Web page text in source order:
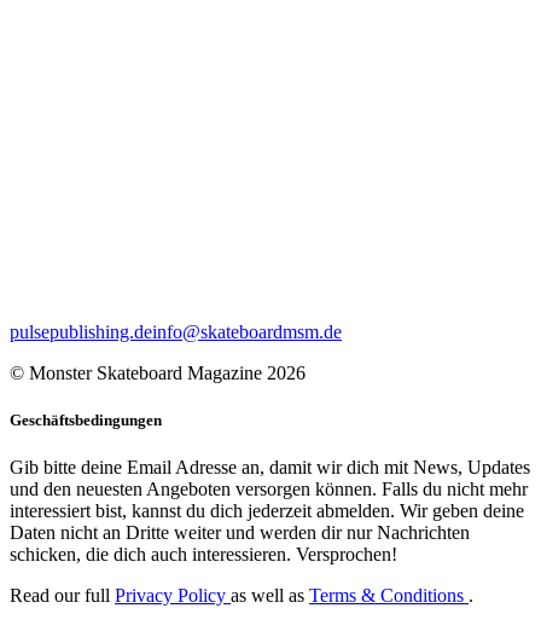
pulsepublishing.deinfo@skateboardmsm.de
© Monster Skateboard Magazine 2026
Geschäftsbedingungen
Gib bitte deine Email Adresse an, damit wir dich mit News, Updates
und den neuesten Angeboten versorgen können. Falls du nicht mehr
interessiert bist, kannst du dich jederzeit abmelden. Wir geben deine
Daten nicht an Dritte weiter und werden dir nur Nachrichten
schicken, die dich auch interessieren. Versprochen!
Read our full Privacy Policy as well as Terms & Conditions .